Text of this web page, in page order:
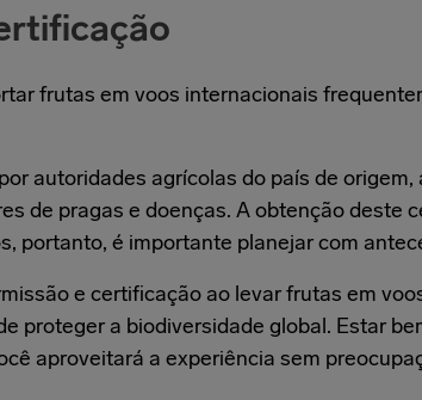
frutas em voos internacionais
autoridades agrícolas do país de
de pragas e doenças. A obtenção deste
portanto, é importante planejar com
e certificação ao levar frutas em
proteger a biodiversidade global. Estar
aproveitará a experiência sem